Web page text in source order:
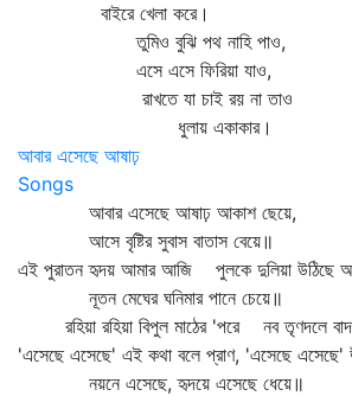
বাইরে খেলা করে।
তুমিও বুঝি পথ নাহি পাও,
এসে এসে ফিরিয়া যাও,
রাখতে যা চাই রয় না তাও
ধুলায় একাকার।
আবার এসেছে আষাঢ়
Songs
আবার এসেছে আষাঢ় আকাশ ছেয়ে,
আসে বৃষ্টির সুবাস বাতাস বেয়ে॥
এই পুরাতন হৃদয় আমার আজি পুলকে দুলিয়া উঠিছে
নূতন মেঘের ঘনিমার পানে চেয়ে॥
রহিয়া রহিয়া বিপুল মাঠের 'পরে নব তৃণদলে
'এসেছে এসেছে' এই কথা বলে প্রাণ, 'এসেছে এসেছে'
নয়নে এসেছে, হৃদয়ে এসেছে ধেয়ে॥